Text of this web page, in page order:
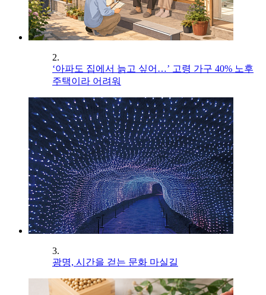
2.
‘아파도 집에서 늙고 싶어…’ 고령 가구 40% 노후
주택이라 어려워
3.
광명, 시간을 걷는 문화 마실길